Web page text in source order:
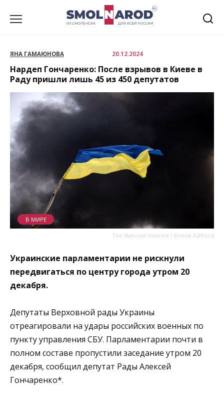
ЯНА ГАМАЮНОВА 20.12.2024
Нардеп Гончаренко: После взрывов в Киеве в
Раду пришли лишь 45 из 450 депутатов
The National Interest / Emma Ashford
В МИРЕ
Украинские парламентарии не рискнули
передвигаться по центру города утром 20
декабря.
Депутаты Верховной рады Украины
отреагировали на удары российских военных по
пункту управления СБУ. Парламентарии почти в
полном составе пропустили заседание утром 20
декабря, сообщил депутат Рады Алексей
Гончаренко*.